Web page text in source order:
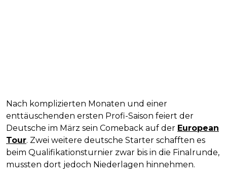
Nach komplizierten Monaten und einer
enttäuschenden ersten Profi-Saison feiert der
Deutsche im März sein Comeback auf der European
Tour. Zwei weitere deutsche Starter schafften es
beim Qualifikationsturnier zwar bis in die Finalrunde,
mussten dort jedoch Niederlagen hinnehmen.